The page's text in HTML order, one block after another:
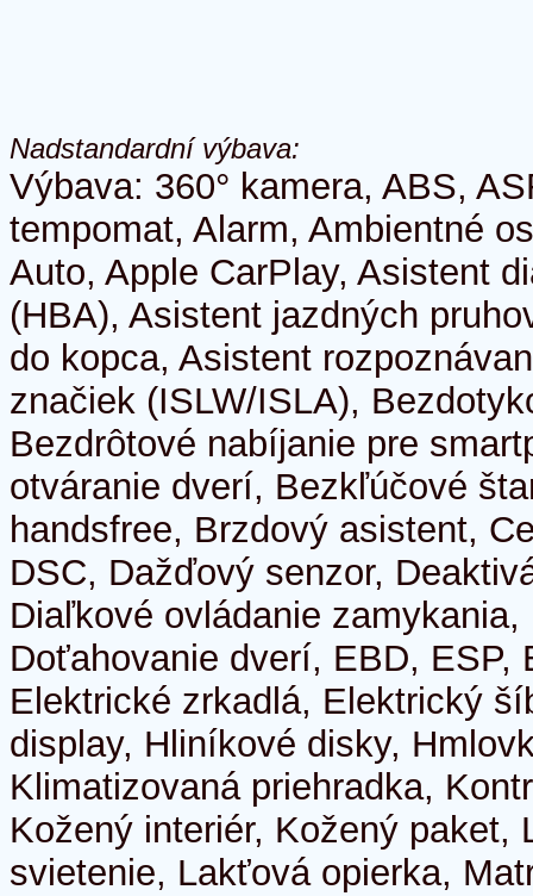
Nadstandardní výbava:
Výbava: 360° kamera, ABS,
tempomat, Alarm, Ambientné
Auto, Apple CarPlay, Asistent
(HBA), Asistent jazdných
do kopca, Asistent
značiek (ISLW/ISLA),
Bezdrôtové nabíjanie pre
otváranie dverí, Bezkľúčové
handsfree, Brzdový asistent,
DSC, Dažďový senzor,
Diaľkové ovládanie
Doťahovanie dverí, EBD, ESP,
Elektrické zrkadlá, Elektrický
display, Hliníkové disky,
Klimatizovaná priehradka,
Kožený interiér, Kožený paket,
svietenie, Lakťová opierka,